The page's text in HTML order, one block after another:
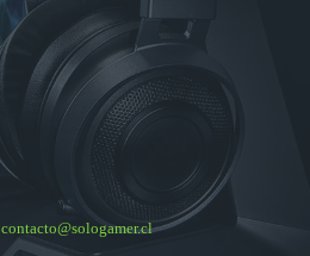
contacto@sologamer.cl